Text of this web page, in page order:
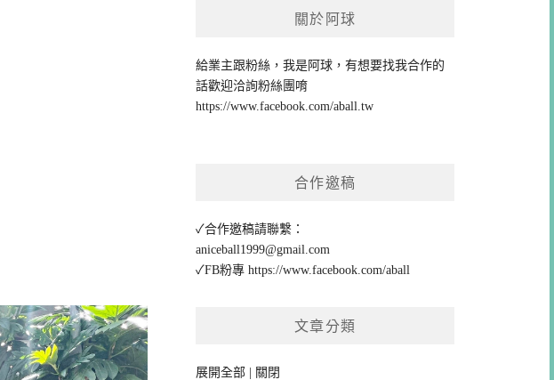
關於阿球
給業主跟粉絲，我是阿球，有想要找我合作的
話歡迎洽詢粉絲團唷
https://www.facebook.com/aball.tw
合作邀稿
✓合作邀稿請聯繫：
aniceball1999@gmail.com
✓FB粉專https://www.facebook.com/aball
文章分類
展開全部
關閉